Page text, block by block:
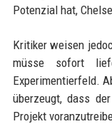
Potenzial hat,
Kritiker weisen
müsse sofort
Experimentierfeld.
überzeugt, dass
Projekt